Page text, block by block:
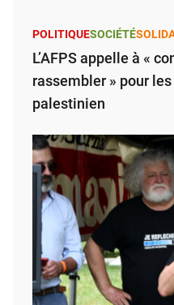
POLITIQUESOCIÉTÉ
L’AFPS appelle à «
rassembler » pour
palestinien